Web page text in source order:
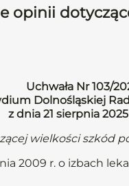
opinii
Uchwała Nr 103/
Dolnośląskiej
z dnia 21 sierpnia
wielkości szkód
2009 r. o izbach